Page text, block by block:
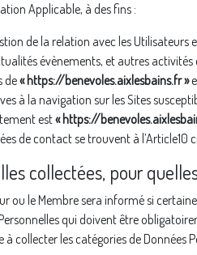
Applicable, à des fins :
de la relation avec les Utilisateurs
évènements, et autres
de« https://benevoles.aixlesbains.fr »
à la navigation sur les Sites
est« https://
de contact se trouvent à l’Article10
collectées, pour
ou le Membre sera informé si
qui doivent être
collecter les catégories de Données